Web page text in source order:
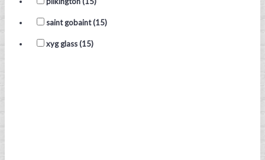
saint gobaint (15)
xyg glass (15)